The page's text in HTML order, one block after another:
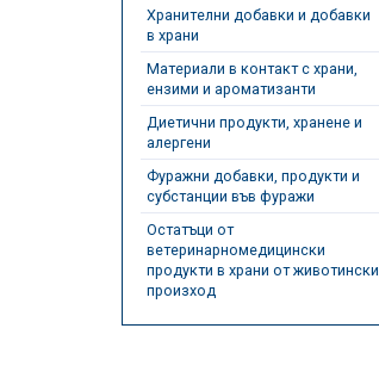
Хранителни добавки и добавки
в храни
Материали в контакт с храни,
ензими и ароматизанти
Диетични продукти, хранене и
алергени
Фуражни добавки, продукти и
субстанции във фуражи
Остатъци от
ветеринарномедицински
продукти в храни от животински
произход